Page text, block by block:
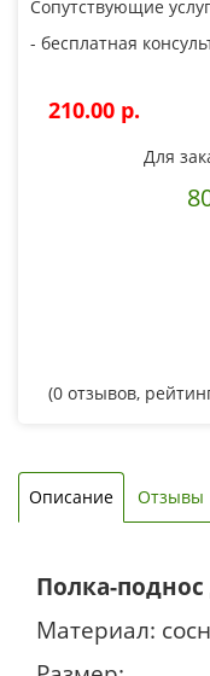
Сопутствующие
- бесплатная
210.00 p.
Для
(0 отзывов,
Описание Отзывы
Полка-
Материал: